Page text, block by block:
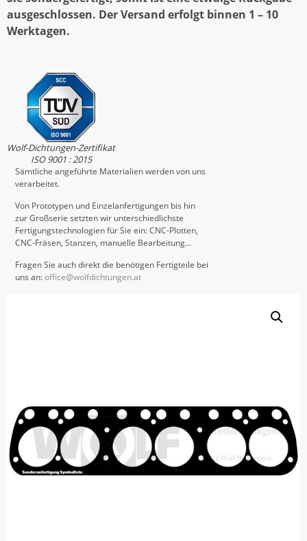
ausgeschlossen. Der Versand erfolgt binnen 1 – 10
Werktagen.
Wolf-Dichtungen-Zertifikat
ISO 9001 : 2015
Sämtliche angeführte Materialien werden von uns
verarbeitet.
Von Prototypen und Einzelanfertigungen bis hin
zur Großserie setzten wir unterschiedlichste
Fertigungstechnologien für Sie ein: CNC-Plotten,
CNC-Fräsen, Stanzen, manuelle Bearbeitung…
Fragen Sie auch direkt die benötigen Fertigteile bei
uns an:office@wolfdichtungen.at